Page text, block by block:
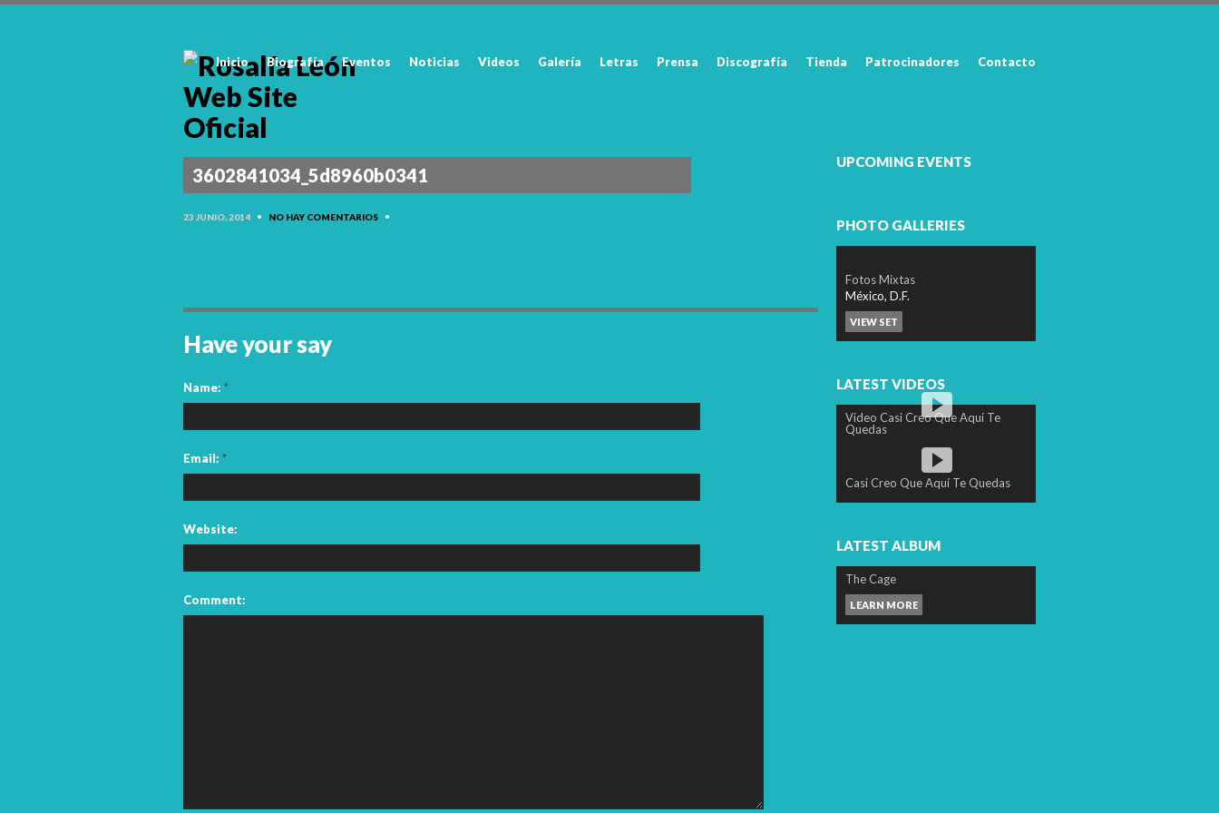
Inicio Biografía Eventos Noticias Videos Galería Letras Prensa Discografía Tienda Patrocinadores Contacto
3602841034_5d8960b0341
23 JUNIO, 2014 • NO HAY COMENTARIOS •
Have your say
Name: *
Email: *
Website:
Comment:
UPCOMING EVENTS
PHOTO GALLERIES
Fotos Mixtas
México, D.F.
VIEW SET
LATEST VIDEOS
Video Casi Creo Que Aquí Te
Quedas
Casi Creo Que Aquí Te Quedas
LATEST ALBUM
The Cage
LEARN MORE